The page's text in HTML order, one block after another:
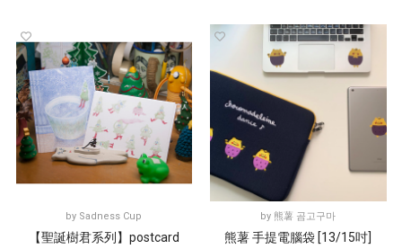
by Sadness Cup
【聖誕樹君系列】postcard
by 熊薯 곰고구마
熊薯 手提電腦袋 [13/15吋]